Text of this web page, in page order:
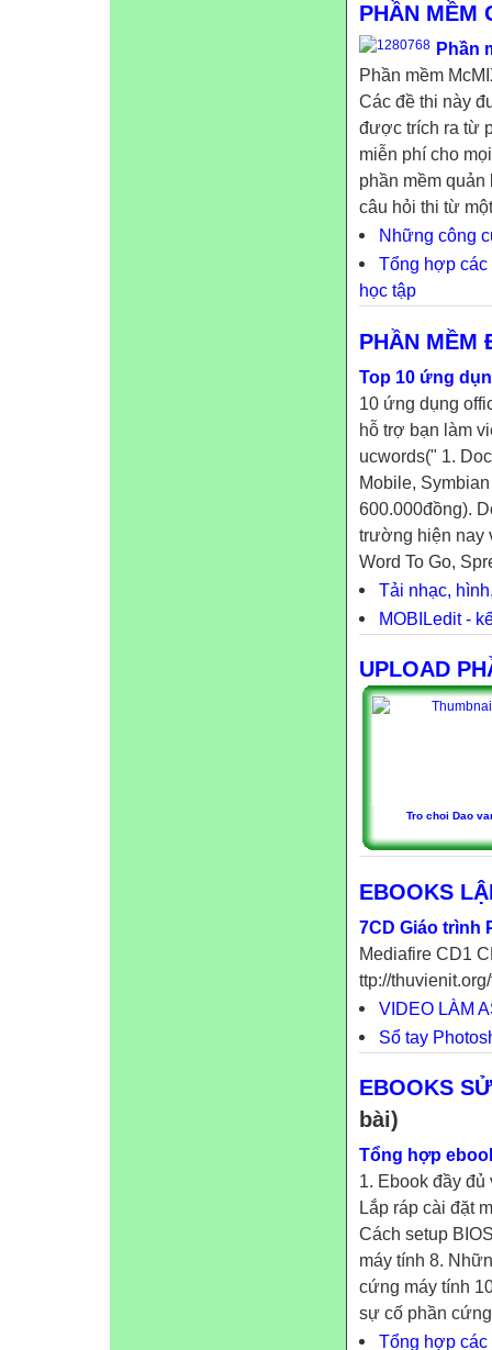
PHẦN MỀM
Phần
Phần mềm
Các đề thi này
được trích ra từ
miễn phí cho
phần mềm
câu hỏi thi từ
Những công
Tổng hợp các
học tập
PHẦN MỀM
Top 10 ứng
10 ứng dụng
hỗ trợ bạn làm
ucwords(" 1.
Mobile,
600.000đồng).
trường hiện nay
Word To Go,
Tải nhạc,
MOBILedit -
UPLOAD
Tro choi Dao
EBOOKS
7CD Giáo trình
Mediafire CD1
ttp://
VIDEO LÀM
Sổ tay
EBOOKS
bài)
Tổng hợp
1. Ebook đầy
Lắp ráp cài đặt
Cách setup
máy tính 8.
cứng máy tính
sự cố phần
Tổng hợp các